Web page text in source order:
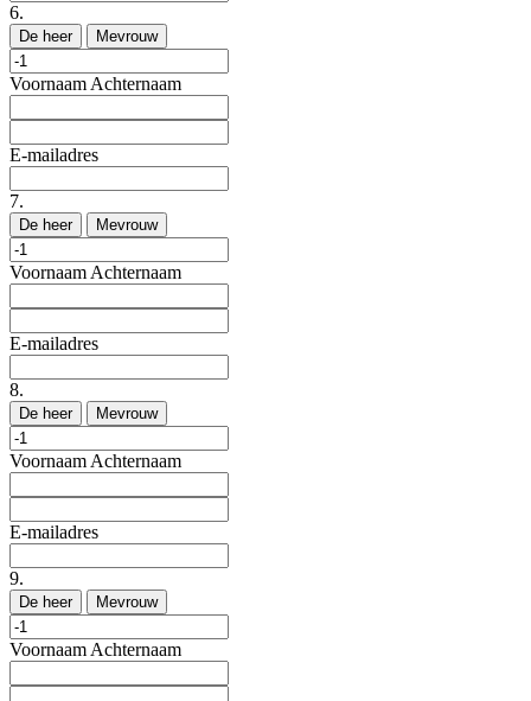
6.
De heer Mevrouw
Voornaam Achternaam
E-mailadres
7.
De heer Mevrouw
Voornaam Achternaam
E-mailadres
8.
De heer Mevrouw
Voornaam Achternaam
E-mailadres
9.
De heer Mevrouw
Voornaam Achternaam